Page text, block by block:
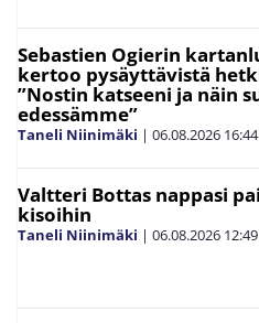
Sebastien Ogierin
kertoo pysäyttävistä
”Nostin katseeni ja näin
edessämme”
Taneli Niinimäki | 06.08.2026 16:44
Valtteri Bottas nappasi
kisoihin
Taneli Niinimäki | 06.08.2026 12:49